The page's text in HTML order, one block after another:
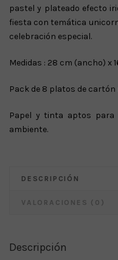
pastel y plateado efecto
fiesta con temática
celebración especial.
Medidas : 28 cm (ancho) x
Pack de 8 platos de
Papel y tinta aptos para
ambiente.
DESCRIPCIÓN
VALORACIONES (0)
Descripción